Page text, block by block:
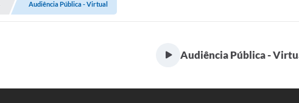
Audiência Pública - Virtual
Audiência Pública -